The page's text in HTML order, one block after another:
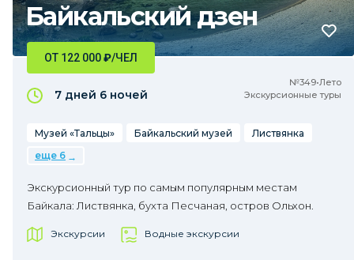
Байкальский дзен
№349•Лето
Экскурсионные туры
ОТ 122 000₽/ЧЕЛ
7 дней 6 ночей
Музей «Тальцы» Байкальский музей
Листвянка
еще 6
Экскурсионный тур по самым популярным местам
Байкала: Листвянка, бухта Песчаная, остров Ольхон.
Экскурсии Водные экскурсии